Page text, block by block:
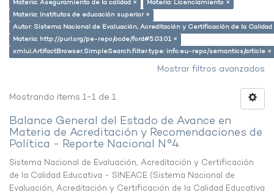
Materia: Aseguramiento de la calidad ×
Materia: Licenciamiento ×
Materia: Institutos de educación superior ×
Autor: Sistema Nacional de Evaluación, Acreditación y Certificación de la
Materia: http://purl.org/pe-repo/ocde/ford#5.03.01 ×
xmlui.ArtifactBrowser.SimpleSearch.filter.type: info:eu-repo/semantics/article ×
Mostrar filtros avanzados
Mostrando ítems 1-1 de 1
Balance General del Estado de Avance en
Materia de Acreditación y Recomendaciones de
Política - Reporte Nacional N°4.
Sistema Nacional de Evaluación, Acreditación y Certificación
de la Calidad Educativa - SINEACE (Sistema Nacional de
Evaluación, Acreditación y Certificación de la Calidad Educativa